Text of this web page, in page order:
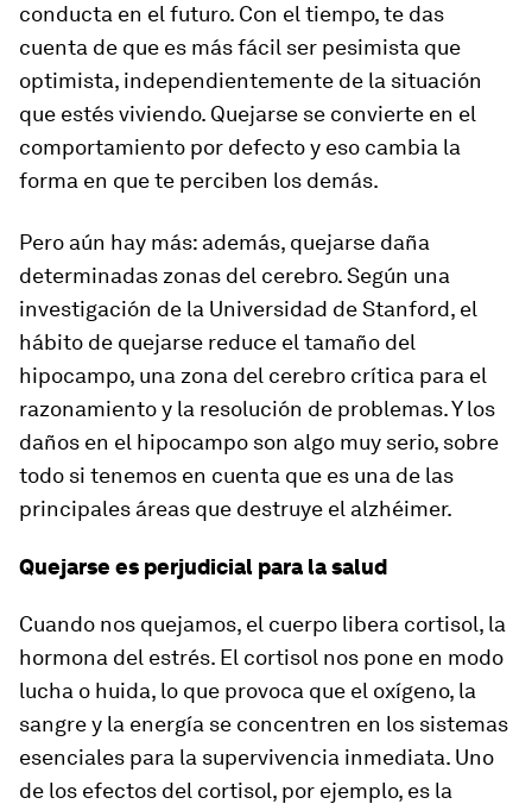
conducta en el futuro. Con el tiempo, te das
cuenta de que es más fácil ser pesimista que
optimista, independientemente de la situación
que estés viviendo. Quejarse se convierte en el
comportamiento por defecto y eso cambia la
forma en que te perciben los demás.
Pero aún hay más: además, quejarse daña
determinadas zonas del cerebro. Según una
investigación de la Universidad de Stanford, el
hábito de quejarse reduce el tamaño del
hipocampo, una zona del cerebro crítica para el
razonamiento y la resolución de problemas. Y los
daños en el hipocampo son algo muy serio, sobre
todo si tenemos en cuenta que es una de las
principales áreas que destruye el alzhéimer.
Quejarse es perjudicial para la salud
Cuando nos quejamos, el cuerpo libera cortisol, la
hormona del estrés. El cortisol nos pone en modo
lucha o huida, lo que provoca que el oxígeno, la
sangre y la energía se concentren en los sistemas
esenciales para la supervivencia inmediata. Uno
de los efectos del cortisol, por ejemplo, es la